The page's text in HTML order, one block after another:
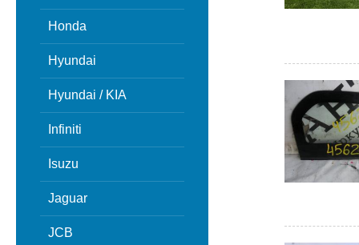
Honda
Hyundai
Hyundai / KIA
Infiniti
Isuzu
Jaguar
JCB